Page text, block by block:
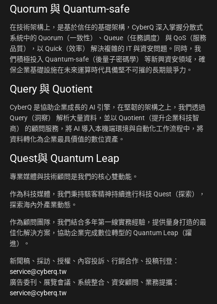
Quorum 與 Quantum-safe
在技術架構上，是基於信任的基礎架構，CyberQ 深入掌握分散式
系統中的 Quorum（一致性）、Queue（任務調度） 與 QoS（服務
品質），以 Quick（效率） 解決複雜的 IT 與資安問題。同時，我
們積極投入 Quantum-safe（後量子密碼學） 等新興資安領域，確
保企業基礎設施在未來運算時代具備堅不可摧的長期競爭力。
Query 與 Quotient
CyberQ 是協助企業成長的 AI 引擎，在堅韌的架構之上，我們透過
Query（洞察） 解析大量資料，並以 Quotient（提升企業科技智
商） 的顧問服務，將 AI 導入本機端環境與自動化工作流程中，將
資料轉化為企業最具價值的數位資產。
Quest與 Quantum Leap
專業媒體與技術顧問是我們的核心雙動能。
作為科技媒體，我們秉持駭客精神持續進行科技 Quest（探索），
探索海內外產業動態。
作為顧問團隊，我們結合多年第一線實務經驗，提供量身打造的最
佳化解決方案，協助企業完成數位轉型的 Quantum Leap（躍
進）。
新聞稿、採訪、授權、內容投訴、行銷合作、投稿刊登：
service@cyberq.tw
廣告委刊、展覽會議、系統整合、資安顧問、業務提攜：
service@cyberq.tw